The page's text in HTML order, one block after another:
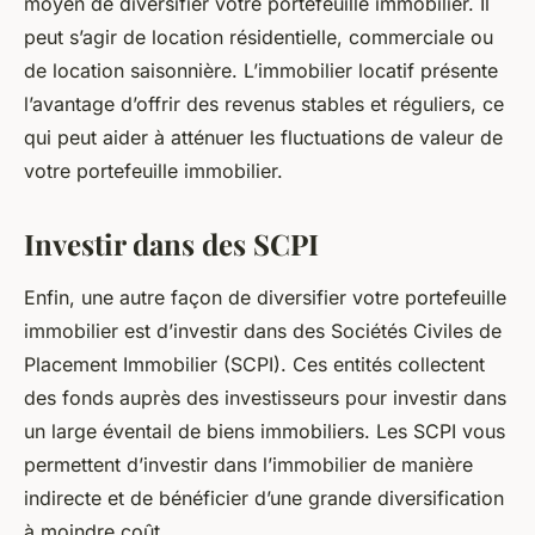
peut s’agir de location résidentielle, commerciale ou
de location saisonnière. L’immobilier locatif présente
l’avantage d’offrir des revenus stables et réguliers, ce
qui peut aider à atténuer les fluctuations de valeur de
votre portefeuille immobilier.
Investir dans des SCPI
Enfin, une autre façon de diversifier votre portefeuille
immobilier est d’investir dans des Sociétés Civiles de
Placement Immobilier (SCPI). Ces entités collectent
des fonds auprès des investisseurs pour investir dans
un large éventail de biens immobiliers. Les SCPI vous
permettent d’investir dans l’immobilier de manière
indirecte et de bénéficier d’une grande diversification